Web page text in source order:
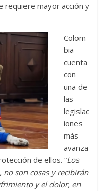
requiere mayor acción y
Colom
bia
cuenta
con
una de
las
legislac
iones
más
avanza
de ellos. “Los
no son cosas y recibirán
y el dolor, en